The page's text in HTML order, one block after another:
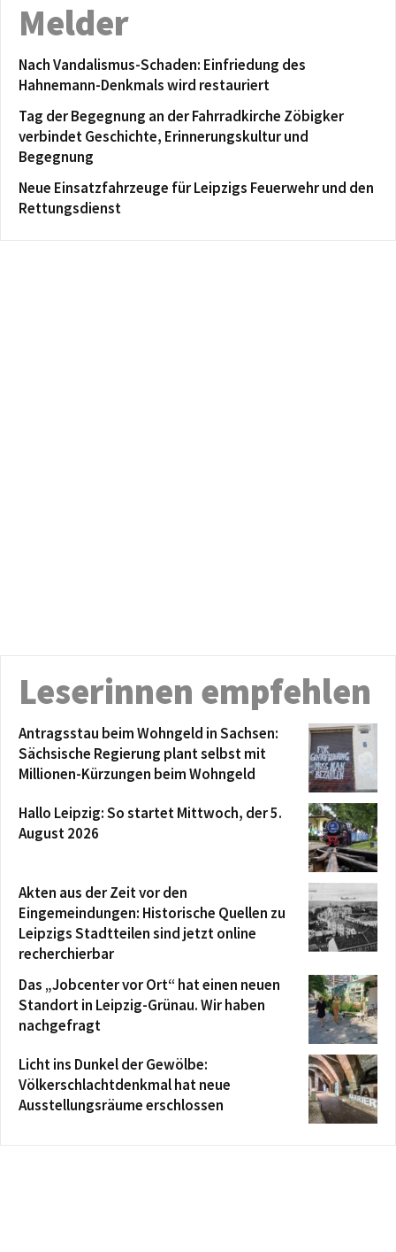
Melder
Nach Vandalismus-Schaden: Einfriedung des
Hahnemann-Denkmals wird restauriert
Tag der Begegnung an der Fahrradkirche Zöbigker
verbindet Geschichte, Erinnerungskultur und
Begegnung
Neue Einsatzfahrzeuge für Leipzigs Feuerwehr und den
Rettungsdienst
Leserinnen empfehlen
Antragsstau beim Wohngeld in Sachsen:
Sächsische Regierung plant selbst mit
Millionen-Kürzungen beim Wohngeld
Hallo Leipzig: So startet Mittwoch, der 5.
August 2026
Akten aus der Zeit vor den
Eingemeindungen: Historische Quellen zu
Leipzigs Stadtteilen sind jetzt online
recherchierbar
Das „Jobcenter vor Ort“ hat einen neuen
Standort in Leipzig-Grünau. Wir haben
nachgefragt
Licht ins Dunkel der Gewölbe:
Völkerschlachtdenkmal hat neue
Ausstellungsräume erschlossen